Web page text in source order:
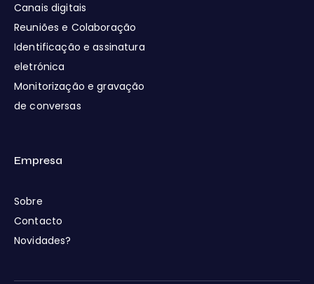
Canais digitais
Reuniões e Colaboração
Identificação e assinatura
eletrónica
Monitorização e gravação
de conversas
Empresa
Sobre
Contacto
Novidades?